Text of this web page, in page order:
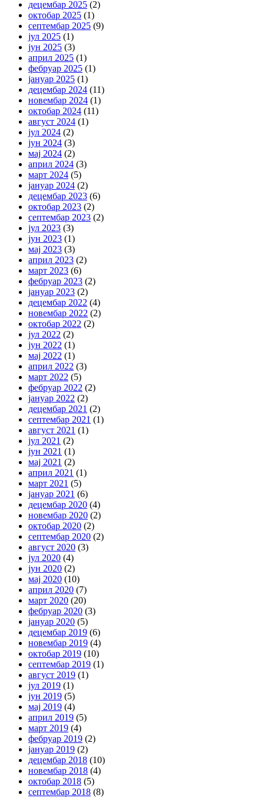
децембар 2025 (2)
октобар 2025 (1)
септембар 2025 (9)
јул 2025 (1)
јун 2025 (3)
април 2025 (1)
фебруар 2025 (1)
јануар 2025 (1)
децембар 2024 (11)
новембар 2024 (1)
октобар 2024 (11)
август 2024 (1)
јул 2024 (2)
јун 2024 (3)
мај 2024 (2)
април 2024 (3)
март 2024 (5)
јануар 2024 (2)
децембар 2023 (6)
октобар 2023 (2)
септембар 2023 (2)
јул 2023 (3)
јун 2023 (1)
мај 2023 (3)
април 2023 (2)
март 2023 (6)
фебруар 2023 (2)
јануар 2023 (2)
децембар 2022 (4)
новембар 2022 (2)
октобар 2022 (2)
јул 2022 (2)
јун 2022 (1)
мај 2022 (1)
април 2022 (3)
март 2022 (5)
фебруар 2022 (2)
јануар 2022 (2)
децембар 2021 (2)
септембар 2021 (1)
август 2021 (1)
јул 2021 (2)
јун 2021 (1)
мај 2021 (2)
април 2021 (1)
март 2021 (5)
јануар 2021 (6)
децембар 2020 (4)
новембар 2020 (2)
октобар 2020 (2)
септембар 2020 (2)
август 2020 (3)
јул 2020 (4)
јун 2020 (2)
мај 2020 (10)
април 2020 (7)
март 2020 (20)
фебруар 2020 (3)
јануар 2020 (5)
децембар 2019 (6)
новембар 2019 (4)
октобар 2019 (10)
септембар 2019 (1)
август 2019 (1)
јул 2019 (1)
јун 2019 (5)
мај 2019 (4)
април 2019 (5)
март 2019 (4)
фебруар 2019 (2)
јануар 2019 (2)
децембар 2018 (10)
новембар 2018 (4)
октобар 2018 (5)
септембар 2018 (8)